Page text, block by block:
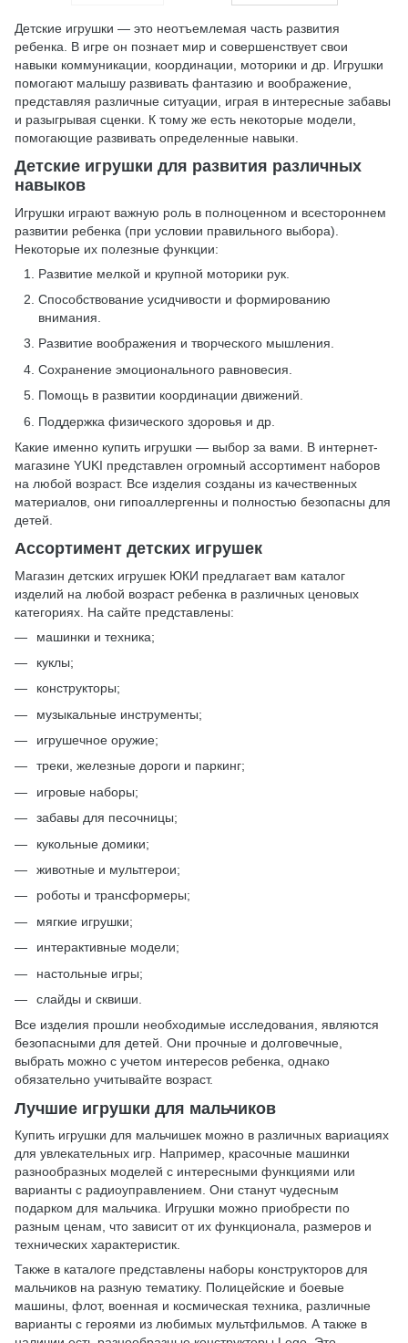
Детские игрушки — это неотъемлемая часть развития
ребенка. В игре он познает мир и совершенствует свои
навыки коммуникации, координации, моторики и др. Игрушки
помогают малышу развивать фантазию и воображение,
представляя различные ситуации, играя в интересные забавы
и разыгрывая сценки. К тому же есть некоторые модели,
помогающие развивать определенные навыки.
Детские игрушки для развития различных
навыков
Игрушки играют важную роль в полноценном и всестороннем
развитии ребенка (при условии правильного выбора).
Некоторые их полезные функции:
Развитие мелкой и крупной моторики рук.
Способствование усидчивости и формированию
внимания.
Развитие воображения и творческого мышления.
Сохранение эмоционального равновесия.
Помощь в развитии координации движений.
Поддержка физического здоровья и др.
Какие именно купить игрушки — выбор за вами. В интернет-
магазине YUKI представлен огромный ассортимент наборов
на любой возраст. Все изделия созданы из качественных
материалов, они гипоаллергенны и полностью безопасны для
детей.
Ассортимент детских игрушек
Магазин детских игрушек ЮКИ предлагает вам каталог
изделий на любой возраст ребенка в различных ценовых
категориях. На сайте представлены:
машинки и техника;
куклы;
конструкторы;
музыкальные инструменты;
игрушечное оружие;
треки, железные дороги и паркинг;
игровые наборы;
забавы для песочницы;
кукольные домики;
животные и мультгерои;
роботы и трансформеры;
мягкие игрушки;
интерактивные модели;
настольные игры;
слайды и сквиши.
Все изделия прошли необходимые исследования, являются
безопасными для детей. Они прочные и долговечные,
выбрать можно с учетом интересов ребенка, однако
обязательно учитывайте возраст.
Лучшие игрушки для мальчиков
Купить игрушки для мальчишек можно в различных вариациях
для увлекательных игр. Например, красочные машинки
разнообразных моделей с интересными функциями или
варианты с радиоуправлением. Они станут чудесным
подарком для мальчика. Игрушки можно приобрести по
разным ценам, что зависит от их функционала, размеров и
технических характеристик.
Также в каталоге представлены наборы конструкторов для
мальчиков на разную тематику. Полицейские и боевые
машины, флот, военная и космическая техника, различные
варианты с героями из любимых мультфильмов. А также в